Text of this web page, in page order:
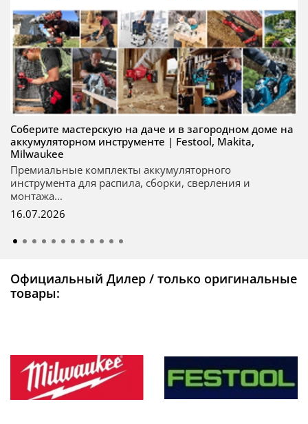
Соберите мастерскую на даче и в загородном доме на
аккумуляторном инструменте | Festool, Makita,
Milwaukee
Премиальные комплекты аккумуляторного
инструмента для распила, сборки, сверления и
монтажа...
16.07.2026
Официальный Дилер / только оригинальные
товары: